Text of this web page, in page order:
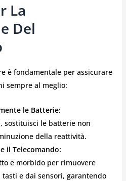
La
Del
è fondamentale per assicurare
sempre al meglio:
le Batterie:
sostituisci le batterie non
della reattività.
il Telecomando:
e morbido per rimuovere
tasti e dai sensori, garantendo